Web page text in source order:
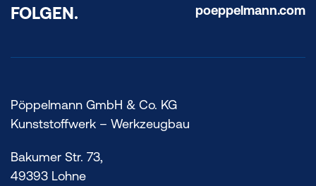
FOLGEN.
poeppelmann.com
Pöppelmann GmbH & Co. KG
Kunststoffwerk – Werkzeugbau
Bakumer Str. 73,
49393 Lohne